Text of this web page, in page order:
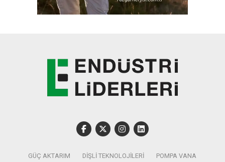
GÜÇ AKTARIM DIŞLI TEKNOLOJILERI POMPA VANA